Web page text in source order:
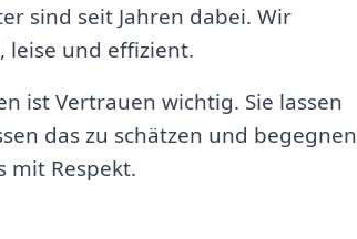
sind seit Jahren dabei. Wir
leise und effizient.
ist Vertrauen wichtig. Sie lassen
das zu schätzen und begegnen
mit Respekt.